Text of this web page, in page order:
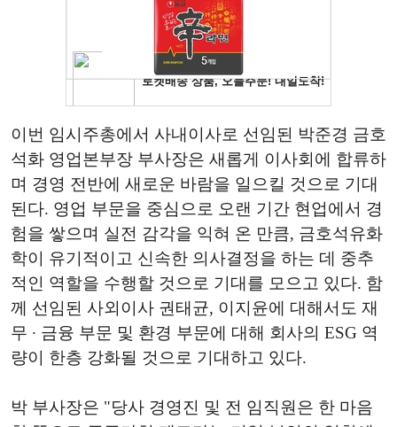
이번 임시주총에서 사내이사로 선임된 박준경 금호
석화 영업본부장 부사장은 새롭게 이사회에 합류하
며 경영 전반에 새로운 바람을 일으킬 것으로 기대
된다. 영업 부문을 중심으로 오랜 기간 현업에서 경
험을 쌓으며 실전 감각을 익혀 온 만큼, 금호석유화
학이 유기적이고 신속한 의사결정을 하는 데 중추
적인 역할을 수행할 것으로 기대를 모으고 있다. 함
께 선임된 사외이사 권태균, 이지윤에 대해서도 재
무 ∙ 금융 부문 및 환경 부문에 대해 회사의 ESG 역
량이 한층 강화될 것으로 기대하고 있다.
박 부사장은 "당사 경영진 및 전 임직원은 한 마음